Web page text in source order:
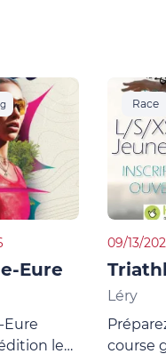
Eure
Eure
le
Race
09/13/
Léry
course